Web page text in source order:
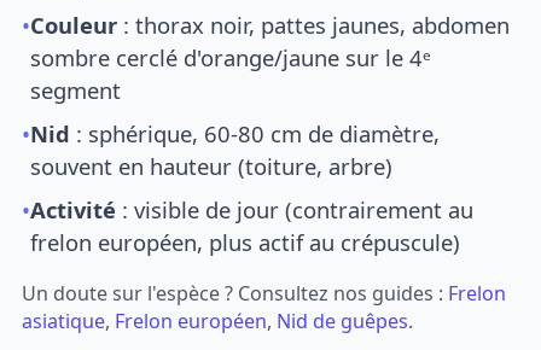
•Couleur : thorax noir, pattes jaunes, abdomen
sombre cerclé d'orange/jaune sur le 4ᵉ
segment
•Nid : sphérique, 60-80 cm de diamètre,
souvent en hauteur (toiture, arbre)
•Activité : visible de jour (contrairement au
frelon européen, plus actif au crépuscule)
Un doute sur l'espèce ? Consultez nos guides : Frelon
asiatique, Frelon européen, Nid de guêpes.